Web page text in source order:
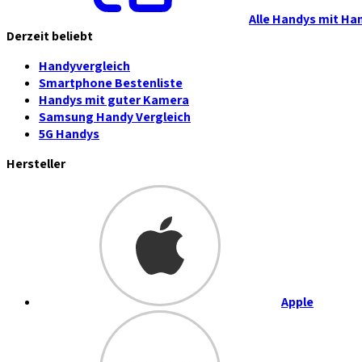
Alle Handys mit
Derzeit beliebt
Handyvergleich
Smartphone Bestenliste
Handys mit guter Kamera
Samsung Handy Vergleich
5G Handys
Hersteller
Apple